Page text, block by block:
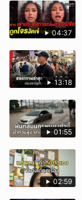
04:37
13:18
01:55
02:59